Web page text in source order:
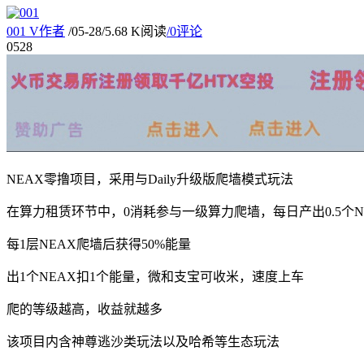
001 V作者 /05-28/5.68 K阅读/0评论
0528
NEAX零撸项目，采用与Daily升级版爬墙模式玩法
在算力租赁环节中，0消耗参与一级算力爬墙，每日产出0.5个
每1层NEAX爬墙后获得50%能量
出1个NEAX扣1个能量，微和支宝可收米，速度上车
爬的等级越高，收益就越多
该项目内含神尊逃沙类玩法以及哈希等生态玩法